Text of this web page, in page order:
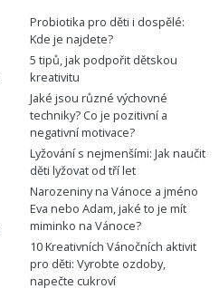
Probiotika pro děti i dospělé:
Kde je najdete?
5 tipů, jak podpořit dětskou
kreativitu
Jaké jsou různé výchovné
techniky? Co je pozitivní a
negativní motivace?
Lyžování s nejmenšími: Jak naučit
děti lyžovat od tří let
Narozeniny na Vánoce a jméno
Eva nebo Adam, jaké to je mít
miminko na Vánoce?
10 Kreativních Vánočních aktivit
pro děti: Vyrobte ozdoby,
napečte cukroví